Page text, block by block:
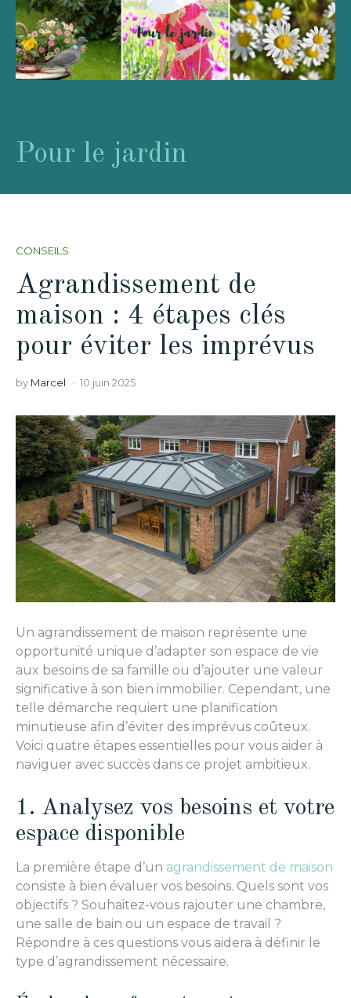
Pour le jardin
CONSEILS
Agrandissement de
maison : 4 étapes clés
pour éviter les imprévus
by Marcel 10 juin 2025
Un agrandissement de maison représente une
opportunité unique d’adapter son espace de vie
aux besoins de sa famille ou d’ajouter une valeur
significative à son bien immobilier. Cependant, une
telle démarche requiert une planification
minutieuse afin d’éviter des imprévus coûteux.
Voici quatre étapes essentielles pour vous aider à
naviguer avec succès dans ce projet ambitieux.
1. Analysez vos besoins et votre
espace disponible
La première étape d’un agrandissement de maison
consiste à bien évaluer vos besoins. Quels sont vos
objectifs ? Souhaitez-vous rajouter une chambre,
une salle de bain ou un espace de travail ?
Répondre à ces questions vous aidera à définir le
type d’agrandissement nécessaire.